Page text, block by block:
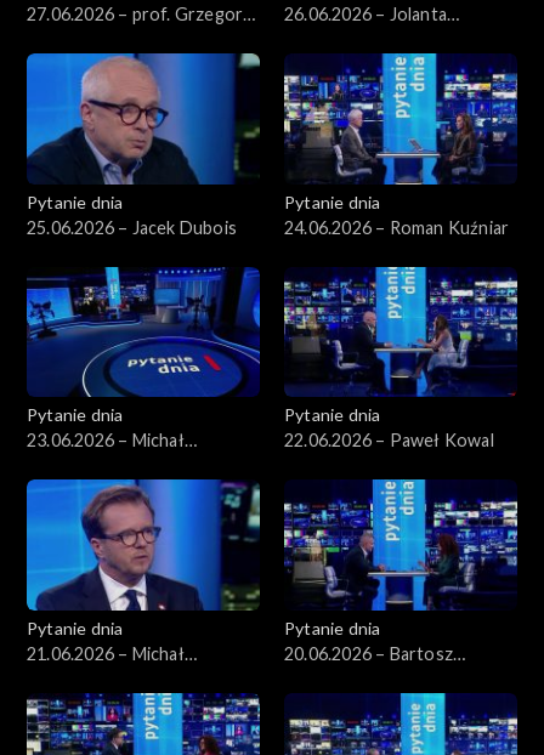
27.06.2026 – prof. Grzegorz
26.06.2026 – Jolanta
Pytanie dnia
25.06.2026 – Jacek Dubois
Pytanie dnia
24.06.2026 – Roman Kuźniar
Pytanie dnia
23.06.2026 – Michał
Pytanie dnia
22.06.2026 – Paweł Kowal
Pytanie dnia
21.06.2026 – Michał
Pytanie dnia
20.06.2026 – Bartosz